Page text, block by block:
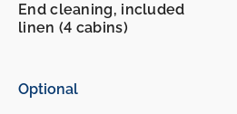
End cleaning, included
linen (4 cabins)
Optional